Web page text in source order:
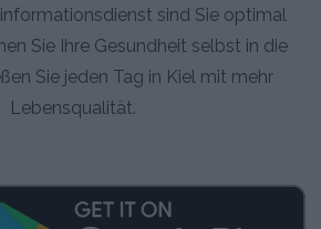
sind Sie optimal
Sie Ihre Gesundheit selbst in die
Sie jeden Tag in Kiel mit mehr
Lebensqualität.